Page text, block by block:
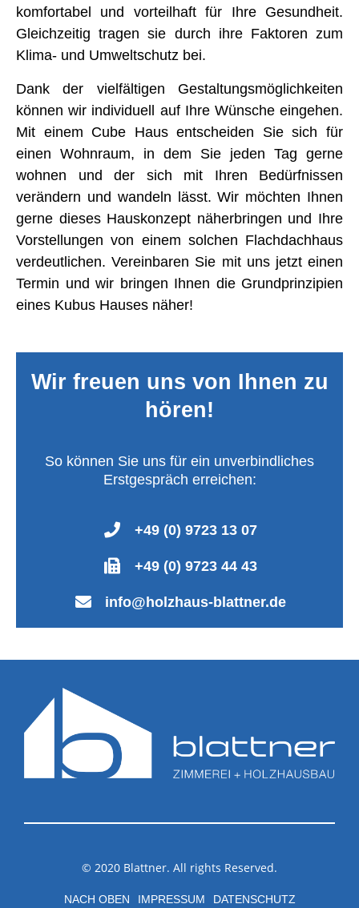
komfortabel und vorteilhaft für Ihre Gesundheit.
Gleichzeitig tragen sie durch ihre Faktoren zum
Klima- und Umweltschutz bei.
Dank der vielfältigen Gestaltungsmöglichkeiten
können wir individuell auf Ihre Wünsche eingehen.
Mit einem Cube Haus entscheiden Sie sich für
einen Wohnraum, in dem Sie jeden Tag gerne
wohnen und der sich mit Ihren Bedürfnissen
verändern und wandeln lässt. Wir möchten Ihnen
gerne dieses Hauskonzept näherbringen und Ihre
Vorstellungen von einem solchen Flachdachhaus
verdeutlichen. Vereinbaren Sie mit uns jetzt einen
Termin und wir bringen Ihnen die Grundprinzipien
eines Kubus Hauses näher!
Wir freuen uns von Ihnen zu
hören!
So können Sie uns für ein unverbindliches
Erstgespräch erreichen:
+49 (0) 9723 13 07
+49 (0) 9723 44 43
info@holzhaus-blattner.de
© 2020 Blattner. All rights Reserved.
NACH OBEN IMPRESSUM DATENSCHUTZ